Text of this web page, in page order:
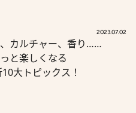
2023.07.02
カルチャー、香り……
と楽しくなる
大トピックス！